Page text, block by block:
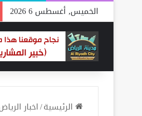
الخميس, أغسطس 6 2026
الرئيسية/اخبار